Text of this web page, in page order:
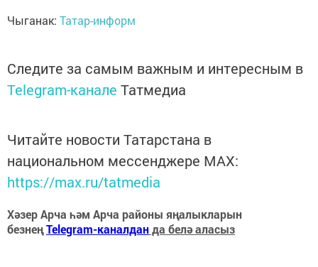
Чыганак: Татар-информ
Следите за самым важным и интересным в
Telegram-канале Татмедиа
Читайте новости Татарстана в
национальном мессенджере MАХ:
https://max.ru/tatmedia
Хәзер Арча һәм Арча районы яңалыкларын
безнеңTelegram-каналданда белә аласыз